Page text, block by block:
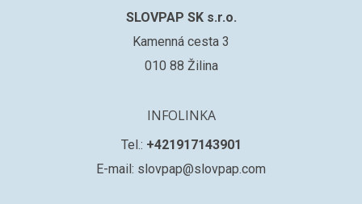
SLOVPAP SK s.r.o.
Kamenná cesta 3
010 88 Žilina
INFOLINKA
Tel.: +421917143901
E-mail: slovpap@slovpap.com